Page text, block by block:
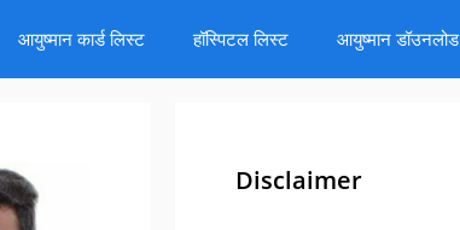
आयुष्मान कार्ड लिस्ट हॉस्पिटल लिस्ट आयुष्मान डॉउनलोड
Disclaimer